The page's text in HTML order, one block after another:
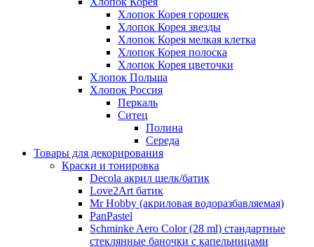
Хлопок Корея горошек
Хлопок Корея звезды
Хлопок Корея мелкая клетка
Хлопок Корея полоска
Хлопок Корея цветочки
Хлопок Польша
Хлопок Россия
Перкаль
Ситец
Полина
Середа
Товары для декорирования
Краски и тонировка
Decola акрил шелк/батик
Love2Art батик
Mr Hobby (акриловая водоразбавляемая)
PanPastel
Schminke Aero Color (28 ml) стандартные
стеклянные баночки с капельницами